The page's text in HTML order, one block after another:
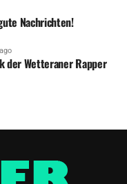
Nachrichten!
der Wetteraner Rapper